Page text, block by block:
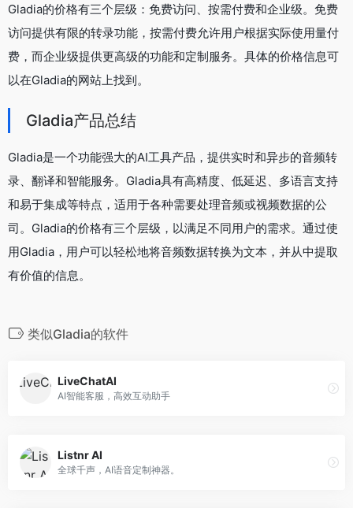
Gladia的价格有三个层级：免费访问、按需付费和企业级。免费
访问提供有限的转录功能，按需付费允许用户根据实际使用量付
费，而企业级提供更高级的功能和定制服务。具体的价格信息可
以在Gladia的网站上找到。
Gladia产品总结
Gladia是一个功能强大的AI工具产品，提供实时和异步的音频转
录、翻译和智能服务。Gladia具有高精度、低延迟、多语言支持
和易于集成等特点，适用于各种需要处理音频或视频数据的公
司。Gladia的价格有三个层级，以满足不同用户的需求。通过使
用Gladia，用户可以轻松地将音频数据转换为文本，并从中提取
有价值的信息。
类似Gladia的软件
LiveChatAI
AI智能客服，高效互动助手
Listnr AI
全球千声，AI语音定制神器。